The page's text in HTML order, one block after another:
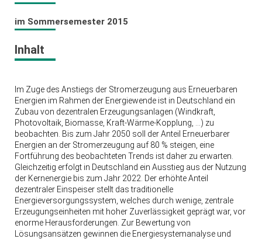
im Sommersemester 2015
Inhalt
Im Zuge des Anstiegs der Stromerzeugung aus Erneuerbaren
Energien im Rahmen der Energiewende ist in Deutschland ein
Zubau von dezentralen Erzeugungsanlagen (Windkraft,
Photovoltaik, Biomasse, Kraft-Wärme-Kopplung, …) zu
beobachten. Bis zum Jahr 2050 soll der Anteil Erneuerbarer
Energien an der Stromerzeugung auf 80 % steigen, eine
Fortführung des beobachteten Trends ist daher zu erwarten.
Gleichzeitig erfolgt in Deutschland ein Ausstieg aus der Nutzung
der Kernenergie bis zum Jahr 2022. Der erhöhte Anteil
dezentraler Einspeiser stellt das traditionelle
Energieversorgungssystem, welches durch wenige, zentrale
Erzeugungseinheiten mit hoher Zuverlässigkeit geprägt war, vor
enorme Herausforderungen. Zur Bewertung von
Lösungsansätzen gewinnen die Energiesystemanalyse und